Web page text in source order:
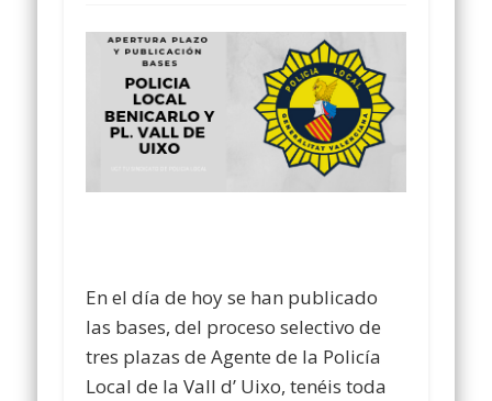
En el día de hoy se han publicado
las bases, del proceso selectivo de
tres plazas de Agente de la Policía
Local de la Vall d’ Uixo, tenéis toda